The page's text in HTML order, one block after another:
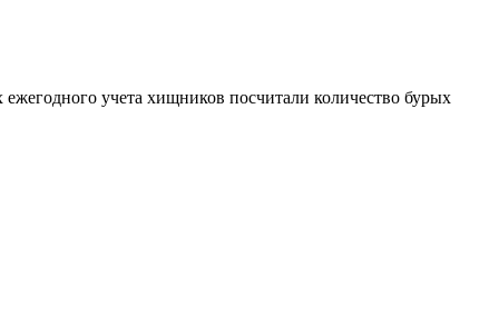
учета хищников посчитали количество бурых